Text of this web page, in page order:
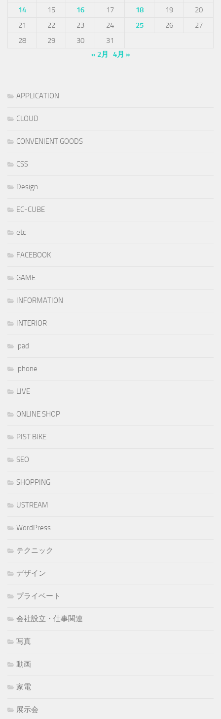
14
15 16 17 18 19
20
21
22 23 24 25 26
27
28
29 30
31
« 2月
4月 »
APPLICATION
CLOUD
CONVENIENT GOODS
CSS
Design
EC-CUBE
etc
FACEBOOK
GAME
INFORMATION
INTERIOR
ipad
iphone
LIVE
ONLINE SHOP
PIST BIKE
SEO
SHOPPING
USTREAM
WordPress
テクニック
デザイン
プライベート
会社設立・仕事関連
写真
動画
家電
展示会